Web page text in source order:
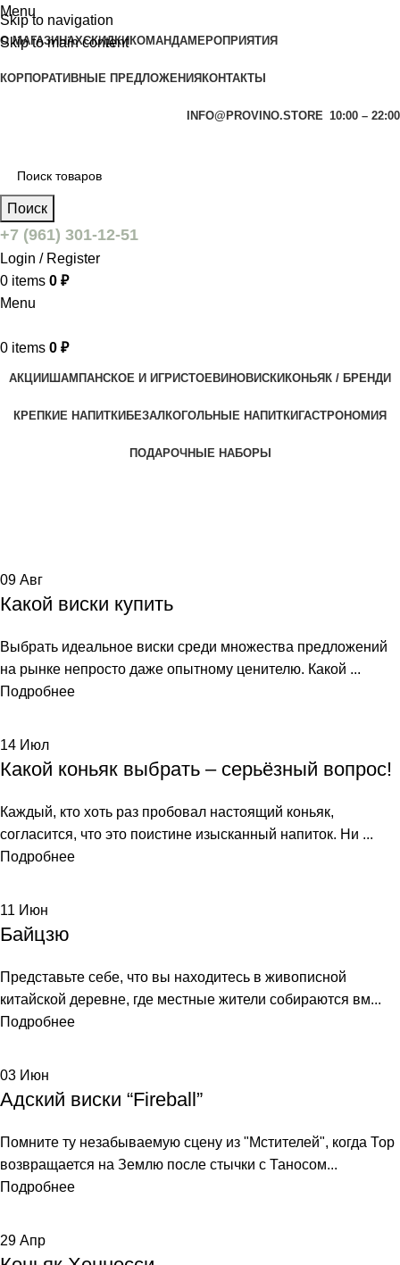
Skip to navigation
Skip to main content
Menu
О МАГАЗИНАХСКИДКИКОМАНДАМЕРОПРИЯТИЯ
КОРПОРАТИВНЫЕ ПРЕДЛОЖЕНИЯ КОНТАКТЫ
INFO@PROVINO.STORE 10:00 – 22:00
Поиск
+7 (961) 301-12-51
Login / Register
0 items 0 ₽
Menu
0 items 0 ₽
АКЦИИШАМПАНСКОЕ И ИГРИСТОЕВИНОВИСКИКОНЬЯК / БРЕНДИ
КРЕПКИЕ НАПИТКИБЕЗАЛКОГОЛЬНЫЕ НАПИТКИГАСТРОНОМИЯ
ПОДАРОЧНЫЕ НАБОРЫ
09 Авг
Какой виски купить
Выбрать идеальное виски среди множества предложений
на рынке непросто даже опытному ценителю. Какой ...
Подробнее
14 Июл
Какой коньяк выбрать – серьёзный вопрос!
Каждый, кто хоть раз пробовал настоящий коньяк,
согласится, что это поистине изысканный напиток. Ни ...
Подробнее
11 Июн
Байцзю
Представьте себе, что вы находитесь в живописной
китайской деревне, где местные жители собираются вм...
Подробнее
03 Июн
Адский виски “Fireball”
Помните ту незабываемую сцену из "Мстителей", когда Тор
возвращается на Землю после стычки с Таносом...
Подробнее
29 Апр